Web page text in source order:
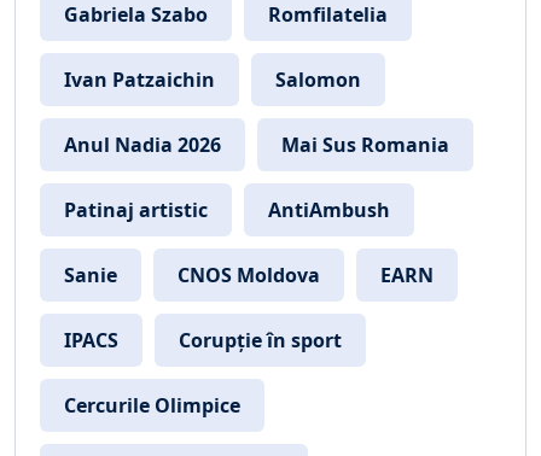
Gabriela Szabo Romfilatelia
Ivan Patzaichin Salomon
Anul Nadia 2026 Mai Sus Romania
Patinaj artistic AntiAmbush
Sanie CNOS Moldova EARN
IPACS Corupție în sport
Cercurile Olimpice